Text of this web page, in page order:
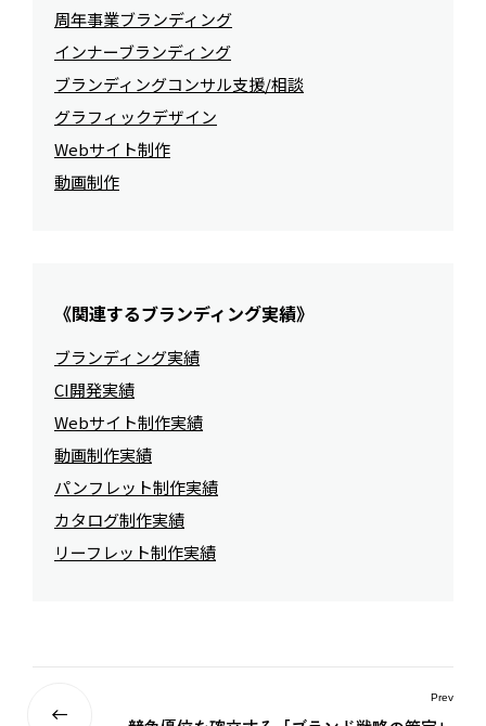
周年事業ブランディング
インナーブランディング
ブランディングコンサル支援/相談
グラフィックデザイン
Webサイト制作
動画制作
《関連するブランディング実績》
ブランディング実績
CI開発実績
Webサイト制作実績
動画制作実績
パンフレット制作実績
カタログ制作実績
リーフレット制作実績
Prev